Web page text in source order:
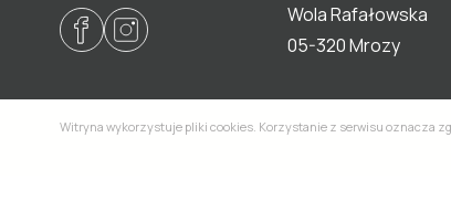
Wola Rafałowska
05-320 Mrozy
Witryna wykorzystuje pliki cookies. Korzystanie z serwisu oznacza